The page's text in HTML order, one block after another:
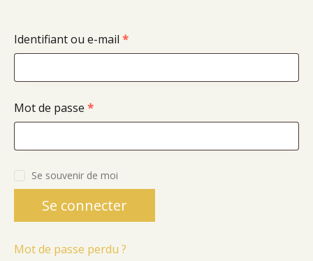
Identifiant ou e-mail *
Mot de passe *
Se souvenir de moi
Se connecter
Mot de passe perdu ?